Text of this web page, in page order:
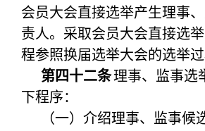
会员大会直接选举产生理事
责人。采取会员大会直接选
程参照换届选举大会的选举过
第四十二条理事、监事选
下程序：
（一）介绍理事、监事候